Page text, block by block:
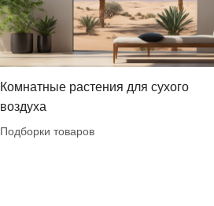
Комнатные растения для сухого
воздуха
Подборки товаров